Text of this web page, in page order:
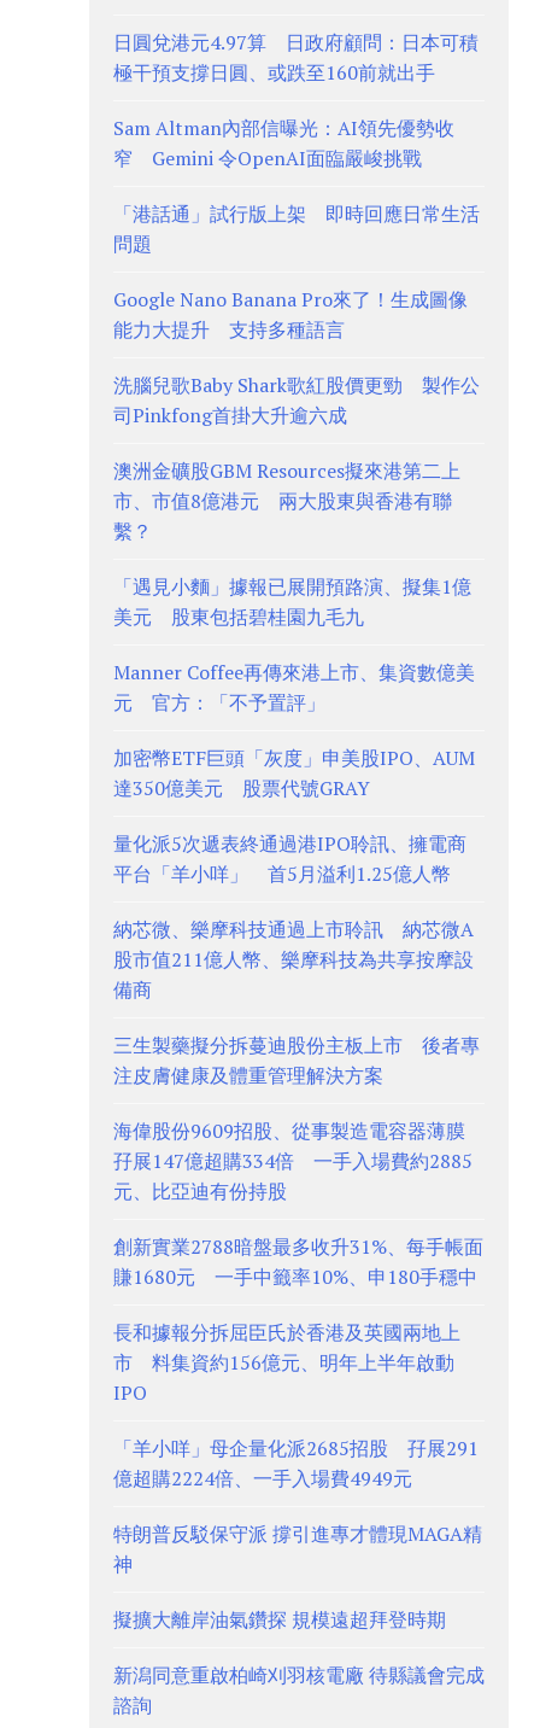
日圓兌港元4.97算 日政府顧問：日本可積
極干預支撐日圓、或跌至160前就出手
Sam Altman內部信曝光：AI領先優勢收
窄 Gemini 令OpenAI面臨嚴峻挑戰
「港話通」試行版上架 即時回應日常生活
問題
Google Nano Banana Pro來了！生成圖像
能力大提升 支持多種語言
洗腦兒歌Baby Shark歌紅股價更勁 製作公
司Pinkfong首掛大升逾六成
澳洲金礦股GBM Resources擬來港第二上
市、市值8億港元 兩大股東與香港有聯
繫？
「遇見小麵」據報已展開預路演、擬集1億
美元 股東包括碧桂園九毛九
Manner Coffee再傳來港上市、集資數億美
元 官方：「不予置評」
加密幣ETF巨頭「灰度」申美股IPO、AUM
達350億美元 股票代號GRAY
量化派5次遞表終通過港IPO聆訊、擁電商
平台「羊小咩」 首5月溢利1.25億人幣
納芯微、樂摩科技通過上市聆訊 納芯微A
股市值211億人幣、樂摩科技為共享按摩設
備商
三生製藥擬分拆蔓迪股份主板上市 後者專
注皮膚健康及體重管理解決方案
海偉股份9609招股、從事製造電容器薄膜
孖展147億超購334倍 一手入場費約2885
元、比亞迪有份持股
創新實業2788暗盤最多收升31%、每手帳面
賺1680元 一手中籤率10%、申180手穩中
長和據報分拆屈臣氏於香港及英國兩地上
市 料集資約156億元、明年上半年啟動
IPO
「羊小咩」母企量化派2685招股 孖展291
億超購2224倍、一手入場費4949元
特朗普反駁保守派 撐引進專才體現MAGA精
神
擬擴大離岸油氣鑽探 規模遠超拜登時期
新潟同意重啟柏崎刈羽核電廠 待縣議會完成
諮詢